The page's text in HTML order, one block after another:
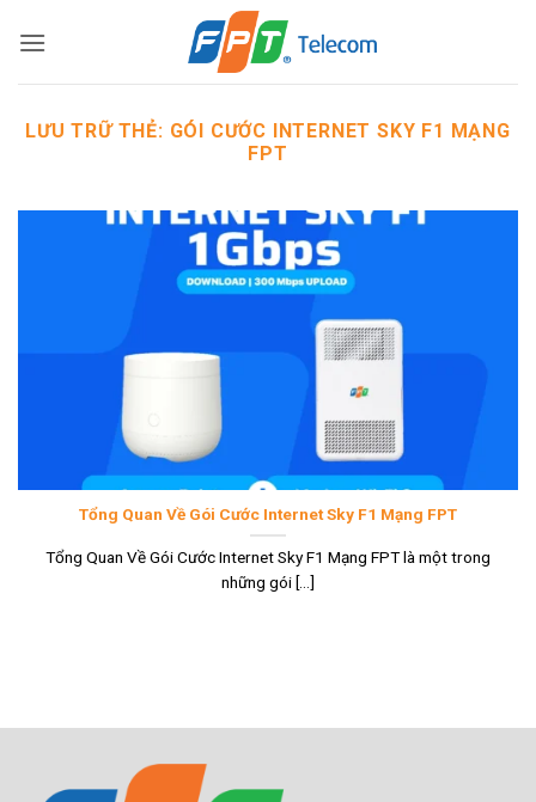
qua
LƯU TRỮ THẺ: GÓI CƯỚC INTERNET SKY F1 MẠNG
FPT
Tổng Quan Về Gói Cước Internet Sky F1 Mạng FPT
Tổng Quan Về Gói Cước Internet Sky F1 Mạng FPT là một trong
những gói [...]